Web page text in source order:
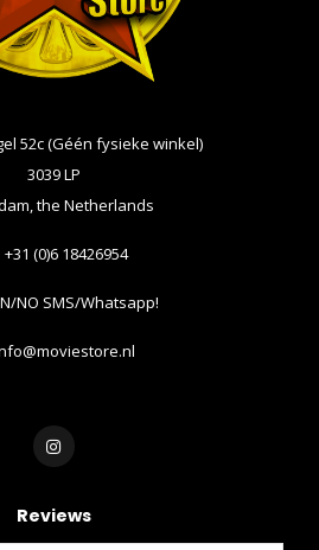
52c (Géén fysieke winkel)
3039 LP
the Netherlands
+31 (0)6 18426954
NO SMS/Whatsapp!
Reviews